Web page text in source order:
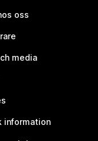
oss
media
information